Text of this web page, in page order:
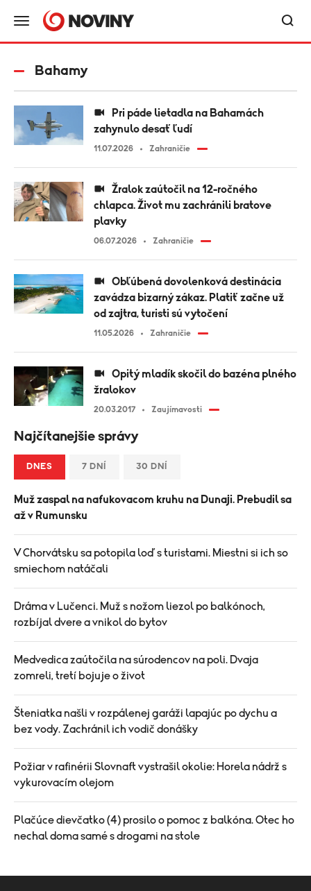
Bahamy
zahynulo desať ľudí
11.07.2026 Zahraničie
chlapca. Život mu zachránili bratove
plavky
06.07.2026 Zahraničie
zavádza bizarný zákaz. Platiť začne už
od zajtra, turisti sú vytočení
11.05.2026 Zahraničie
žralokov
20.03.2017 Zaujímavosti
Najčítanejšie správy
DNES 7 DNÍ 30 DNÍ
Muž zaspal na nafukovacom kruhu na Dunaji. Prebudil sa
až v Rumunsku
V Chorvátsku sa potopila loď s turistami. Miestni si ich so
smiechom natáčali
Dráma v Lučenci. Muž s nožom liezol po balkónoch,
rozbíjal dvere a vnikol do bytov
Medvedica zaútočila na súrodencov na poli. Dvaja
zomreli, tretí bojuje o život
Šteniatka našli v rozpálenej garáži lapajúc po dychu a
bez vody. Zachránil ich vodič donášky
Požiar v rafinérii Slovnaft vystrašil okolie: Horela nádrž s
vykurovacím olejom
Plačúce dievčatko (4) prosilo o pomoc z balkóna. Otec ho
nechal doma samé s drogami na stole